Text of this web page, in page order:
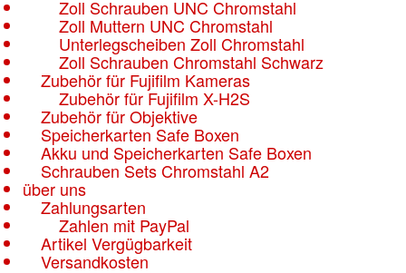
Zoll Schrauben UNC Chromstahl
Zoll Muttern UNC Chromstahl
Unterlegscheiben Zoll Chromstahl
Zoll Schrauben Chromstahl Schwarz
Zubehör für Fujifilm Kameras
Zubehör für Fujifilm X-H2S
Zubehör für Objektive
Speicherkarten Safe Boxen
Akku und Speicherkarten Safe Boxen
Schrauben Sets Chromstahl A2
über uns
Zahlungsarten
Zahlen mit PayPal
Artikel Vergügbarkeit
Versandkosten